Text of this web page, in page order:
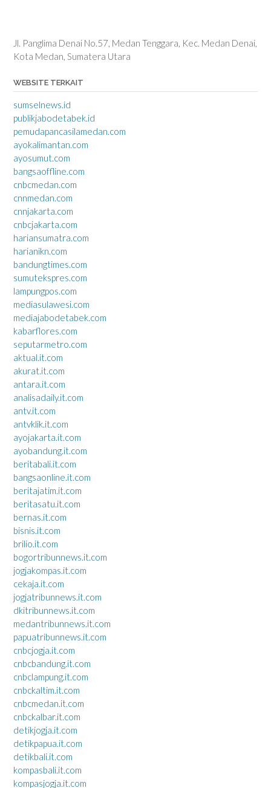
Jl. Panglima Denai No.57, Medan Tenggara, Kec. Medan Denai,
Kota Medan, Sumatera Utara
WEBSITE TERKAIT
sumselnews.id
publikjabodetabek.id
pemudapancasilamedan.com
ayokalimantan.com
ayosumut.com
bangsaoffline.com
cnbcmedan.com
cnnmedan.com
cnnjakarta.com
cnbcjakarta.com
hariansumatra.com
harianikn.com
bandungtimes.com
sumutekspres.com
lampungpos.com
mediasulawesi.com
mediajabodetabek.com
kabarflores.com
seputarmetro.com
aktual.it.com
akurat.it.com
antara.it.com
analisadaily.it.com
antv.it.com
antvklik.it.com
ayojakarta.it.com
ayobandung.it.com
beritabali.it.com
bangsaonline.it.com
beritajatim.it.com
beritasatu.it.com
bernas.it.com
bisnis.it.com
brilio.it.com
bogortribunnews.it.com
jogjakompas.it.com
cekaja.it.com
jogjatribunnews.it.com
dkitribunnews.it.com
medantribunnews.it.com
papuatribunnews.it.com
cnbcjogja.it.com
cnbcbandung.it.com
cnbclampung.it.com
cnbckaltim.it.com
cnbcmedan.it.com
cnbckalbar.it.com
detikjogja.it.com
detikpapua.it.com
detikbali.it.com
kompasbali.it.com
kompasjogja.it.com